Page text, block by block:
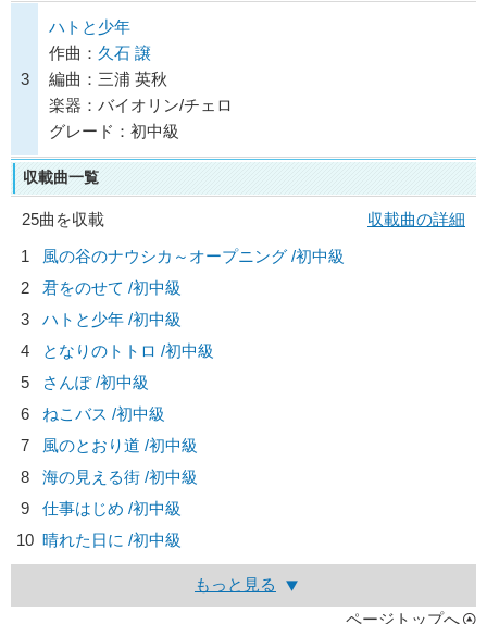
3
ハトと少年
作曲： 久石 譲
編曲：三浦 英秋
楽器：バイオリン/チェロ
グレード：初中級
収載曲一覧
25曲を収載
収載曲の詳細
1
風の谷のナウシカ～オープニング /初中級
2
君をのせて /初中級
3
ハトと少年 /初中級
4
となりのトトロ /初中級
5
さんぽ /初中級
6
ねこバス /初中級
7
風のとおり道 /初中級
8
海の見える街 /初中級
9
仕事はじめ /初中級
10 晴れた日に /初中級
もっと見る
ページトップへ